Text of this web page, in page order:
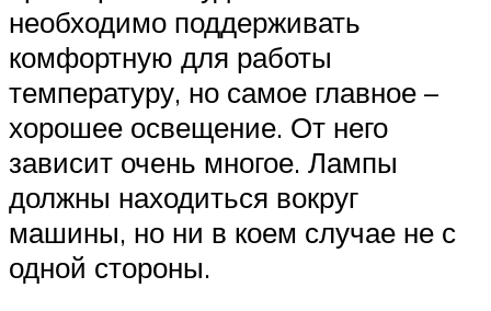
Меню
необходимо поддерживать
комфортную для работы
температуру, но самое главное –
хорошее освещение. От него
зависит очень многое. Лампы
должны находиться вокруг
машины, но ни в коем случае не с
одной стороны.